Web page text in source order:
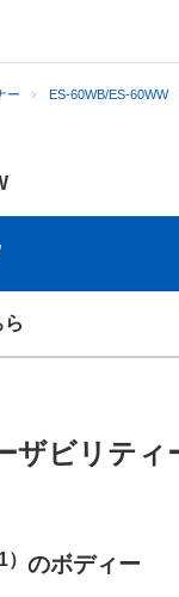
ー ES-60WB/ES-60WW
ザビリティ
） のボディー